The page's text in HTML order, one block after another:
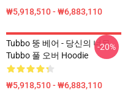
₩5,918,510 - ₩6,883,110
Tubbo 뚱 베어 - 당신의 너무
Tubbo 풀 오버 Hoodie
₩5,918,510 - ₩6,883,110
-20%